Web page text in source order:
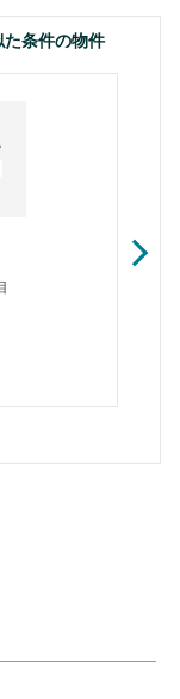
条件の物件